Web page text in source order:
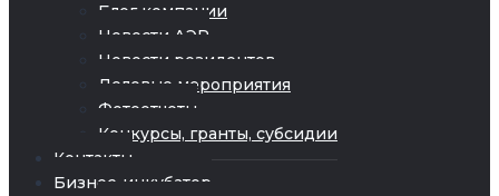
Блог компании
Новости АЭР
Новости резидентов
Деловые мероприятия
Фотоотчеты
Конкурсы, гранты, субсидии
Контакты
Бизнес-инкубатор